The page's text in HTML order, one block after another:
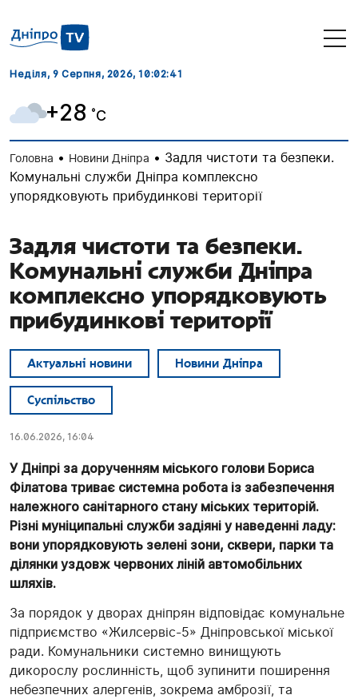
Неділя, 9 Серпня, 2026, 10:02:42
+28 ˚C
Головна • Новини Дніпра • Задля чистоти та безпеки.
Комунальні служби Дніпра комплексно
упорядковують прибудинкові території
Задля чистоти та безпеки.
Комунальні служби Дніпра
комплексно упорядковують
прибудинкові території
Актуальні новини Новини Дніпра
Суспільство
16.06.2026, 16:04
У Дніпрі за дорученням міського голови Бориса
Філатова триває системна робота із забезпечення
належного санітарного стану міських територій.
Різні муніципальні служби задіяні у наведенні ладу:
вони упорядковують зелені зони, сквери, парки та
ділянки уздовж червоних ліній автомобільних
шляхів.
За порядок у дворах дніпрян відповідає комунальне
підприємство «Жилсервіс-5» Дніпровської міської
ради. Комунальники системно винищують
дикорослу рослинність, щоб зупинити поширення
небезпечних алергенів, зокрема амброзії, та